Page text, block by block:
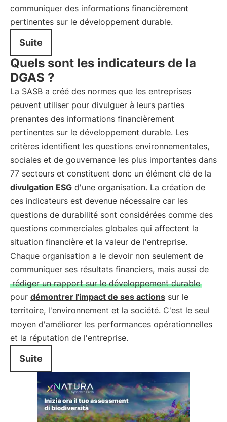
communiquer des informations financièrement
pertinentes sur le développement durable.
Suite
Quels sont les indicateurs de la
DGAS ?
La SASB a créé des normes que les entreprises
peuvent utiliser pour divulguer à leurs parties
prenantes des informations financièrement
pertinentes sur le développement durable. Les
critères identifient les questions environnementales,
sociales et de gouvernance les plus importantes dans
77 secteurs et constituent donc un élément clé de la
divulgation ESG d'une organisation. La création de
ces indicateurs est devenue nécessaire car les
questions de durabilité sont considérées comme des
questions commerciales globales qui affectent la
situation financière et la valeur de l'entreprise.
Chaque organisation a le devoir non seulement de
communiquer ses résultats financiers, mais aussi de
rédiger un rapport sur le développement durable
pour démontrer l'impact de ses actions sur le
territoire, l'environnement et la société. C'est le seul
moyen d'améliorer les performances opérationnelles
et la réputation de l'entreprise.
Suite